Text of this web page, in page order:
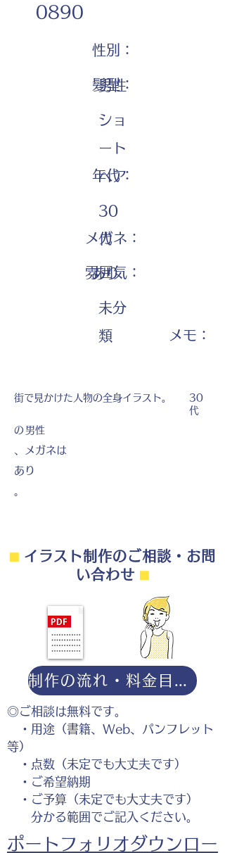
0890
性別：
男性
髪型：
ショ
ート
ヘア
年代：
30
代
メガネ：
あり
雰囲気：
未分
類
​メモ：
街で見かけた人物の全身イラスト。
30
代
の 男性
、メガネは
あり
。
⬛︎イラスト制作のご相談・お問
い合わせ ⬛︎
◎ご相談は無料です。
・用途（書籍、Web、パンフレット
等）
・点数（未定でも大丈夫です）
・ご希望納期
・ご予算（未定でも大丈夫です）
分かる範囲でご記入ください。
ポートフォリオダウンロー